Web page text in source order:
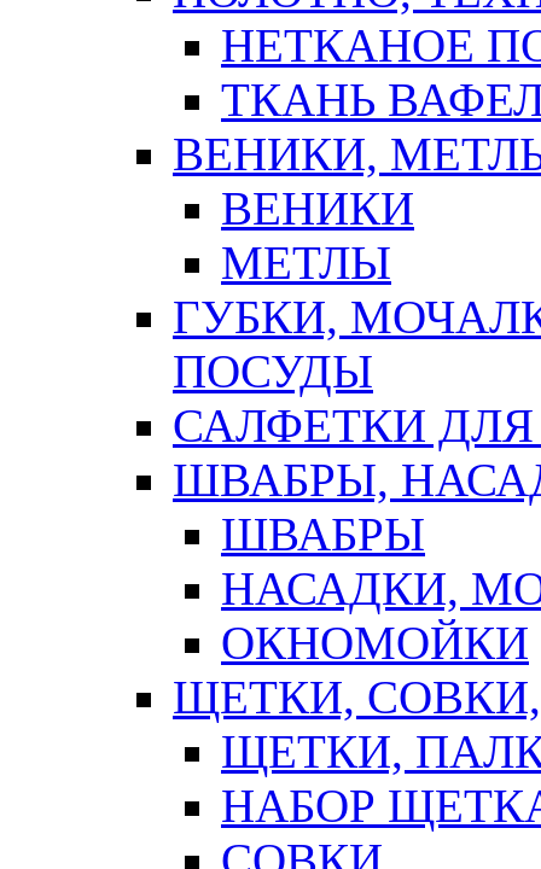
НЕТКАНОЕ
ТКАНЬ
ВЕНИКИ,
ВЕНИКИ
МЕТЛЫ
ГУБКИ,
ПОСУДЫ
САЛФЕТКИ
ШВАБРЫ,
ШВАБРЫ
НАСАДКИ,
ОКНОМОЙКИ
ЩЕТКИ,
ЩЕТКИ,
НАБОР